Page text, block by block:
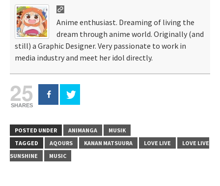
Anime enthusiast. Dreaming of living the
dream through anime world. Originally (and
still) a Graphic Designer. Very passionate to work in
media industry and meet her idol directly.
25
SHARES
POSTED UNDER ANIMANGA
MUSIK
TAGGED
AQOURS KANAN MATSUURA LOVE LIVE
LOVE LIVE
SUNSHINE
MUSIC